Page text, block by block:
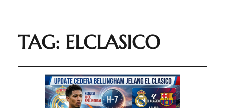
TAG: ELCLASICO